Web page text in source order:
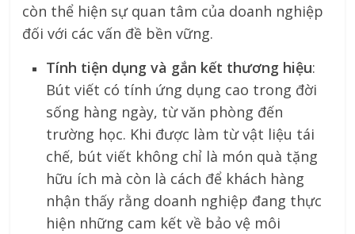
còn thể hiện sự quan tâm của doanh nghiệp
đối với các vấn đề bền vững.
Tính tiện dụng và gắn kết thương hiệu:
Bút viết có tính ứng dụng cao trong đời
sống hàng ngày, từ văn phòng đến
trường học. Khi được làm từ vật liệu tái
chế, bút viết không chỉ là món quà tặng
hữu ích mà còn là cách để khách hàng
nhận thấy rằng doanh nghiệp đang thực
hiện những cam kết về bảo vệ môi